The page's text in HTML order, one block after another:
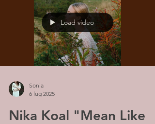
Load video
Sonia
6 lug 2025
Nika Koal "Mean Like